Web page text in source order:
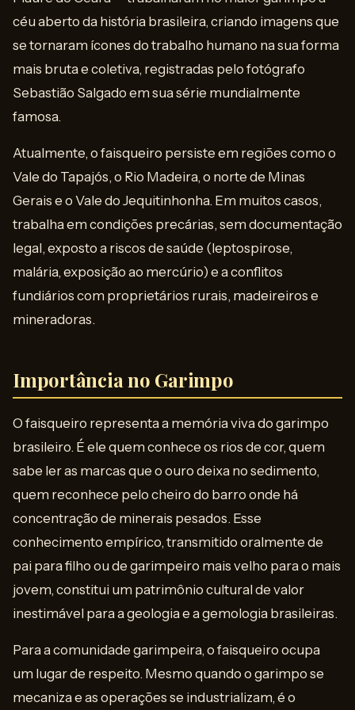
céu aberto da história brasileira, criando imagens que
se tornaram ícones do trabalho humano na sua forma
mais bruta e coletiva, registradas pelo fotógrafo
Sebastião Salgado em sua série mundialmente
famosa.
Atualmente, o faisqueiro persiste em regiões como o
Vale do Tapajós, o Rio Madeira, o norte de Minas
Gerais e o Vale do Jequitinhonha. Em muitos casos,
trabalha em condições precárias, sem documentação
legal, exposto a riscos de saúde (leptospirose,
malária, exposição ao mercúrio) e a conflitos
fundiários com proprietários rurais, madeireiros e
mineradoras.
Importância no Garimpo
O faisqueiro representa a memória viva do garimpo
brasileiro. É ele quem conhece os rios de cor, quem
sabe ler as marcas que o ouro deixa no sedimento,
quem reconhece pelo cheiro do barro onde há
concentração de minerais pesados. Esse
conhecimento empírico, transmitido oralmente de
pai para filho ou de garimpeiro mais velho para o mais
jovem, constitui um patrimônio cultural de valor
inestimável para a geologia e a gemologia brasileiras.
Para a comunidade garimpeira, o faisqueiro ocupa
um lugar de respeito. Mesmo quando o garimpo se
mecaniza e as operações se industrializam, é o